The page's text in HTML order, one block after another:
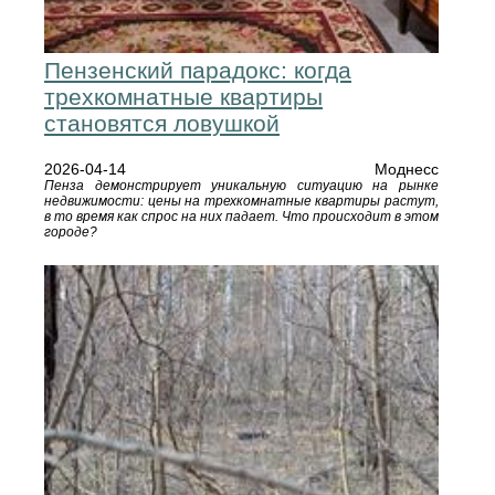
Пензенский парадокс: когда
трехкомнатные квартиры
становятся ловушкой
2026-04-14 Моднесс
Пенза демонстрирует уникальную ситуацию на рынке
недвижимости: цены на трехкомнатные квартиры растут,
в то время как спрос на них падает. Что происходит в этом
городе?